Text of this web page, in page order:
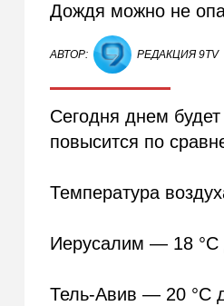
Дождя можно не
АВТОР: РЕДАКЦИЯ 9TV
Сегодня днем
повысится по
Температура
Иерусалим — 18 °C
Тель-Авив — 20 °C